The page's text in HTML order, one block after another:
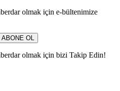
olmak için e-bültenimize
ABONE OL
olmak için bizi Takip Edin!